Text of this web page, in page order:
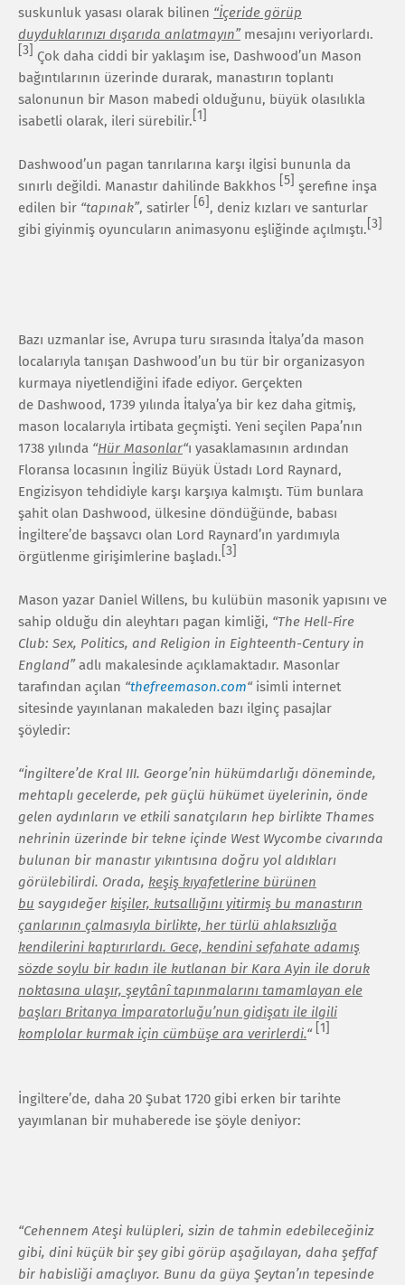
suskunluk yasası olarak bilinen “İçeride görüp
duyduklarınızı dışarıda anlatmayın” mesajını veriyorlardı.
[3] Çok daha ciddi bir yaklaşım ise, Dashwood’un Mason
bağıntılarının üzerinde durarak, manastırın toplantı
salonunun bir Mason mabedi olduğunu, büyük olasılıkla
isabetli olarak, ileri sürebilir. [1]
Dashwood’un pagan tanrılarına karşı ilgisi bununla da
sınırlı değildi. Manastır dahilinde Bakkhos [5] şerefine inşa
edilen bir “tapınak”, satirler [6] , deniz kızları ve santurlar
gibi giyinmiş oyuncuların animasyonu eşliğinde açılmıştı. [3]
Bazı uzmanlar ise, Avrupa turu sırasında İtalya’da mason
localarıyla tanışan Dashwood’un bu tür bir organizasyon
kurmaya niyetlendiğini ifade ediyor. Gerçekten
de Dashwood, 1739 yılında İtalya’ya bir kez daha gitmiş,
mason localarıyla irtibata geçmişti. Yeni seçilen Papa’nın
1738 yılında “Hür Masonlar“ı yasaklamasının ardından
Floransa locasının İngiliz Büyük Üstadı Lord Raynard,
Engizisyon tehdidiyle karşı karşıya kalmıştı. Tüm bunlara
şahit olan Dashwood, ülkesine döndüğünde, babası
İngiltere’de başsavcı olan Lord Raynard’ın yardımıyla
örgütlenme girişimlerine başladı. [3]
Mason yazar Daniel Willens, bu kulübün masonik yapısını ve
sahip olduğu din aleyhtarı pagan kimliği, “The Hell-Fire
Club: Sex, Politics, and Religion in Eighteenth-Century in
England” adlı makalesinde açıklamaktadır. Masonlar
tarafından açılan “thefreemason.com“isimli internet
sitesinde yayınlanan makaleden bazı ilginç pasajlar
şöyledir:
“İngiltere’de Kral III. George’nin hükümdarlığı döneminde,
mehtaplı gecelerde, pek güçlü hükümet üyelerinin, önde
gelen aydınların ve etkili sanatçıların hep birlikte Thames
nehrinin üzerinde bir tekne içinde West Wycombe civarında
bulunan bir manastır yıkıntısına doğru yol aldıkları
görülebilirdi. Orada, keşiş kıyafetlerine bürünen
bu saygıdeğer kişiler, kutsallığını yitirmiş bu manastırın
çanlarının çalmasıyla birlikte, her türlü ahlaksızlığa
kendilerini kaptırırlardı. Gece, kendini sefahate adamış
sözde soylu bir kadın ile kutlanan bir Kara Ayin ile doruk
noktasına ulaşır, şeytânî tapınmalarını tamamlayan ele
başları Britanya İmparatorluğu’nun gidişatı ile ilgili
komplolar kurmak için cümbüşe ara verirlerdi.“ [1]
İngiltere’de, daha 20 Şubat 1720 gibi erken bir tarihte
yayımlanan bir muhaberede ise şöyle deniyor:
“Cehennem Ateşi kulüpleri, sizin de tahmin edebileceğiniz
gibi, dini küçük bir şey gibi görüp aşağılayan, daha şeffaf
bir habisliği amaçlıyor. Bunu da güya Şeytan’ın tepesinde